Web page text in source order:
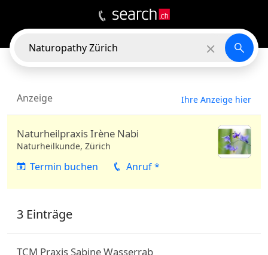
Ihre Anzeige hier
Anzeige
Naturheilpraxis Irène Nabi
Naturheilkunde, Zürich
Termin buchen Anruf *
3 Einträge
TCM Praxis Sabine Wasserrab